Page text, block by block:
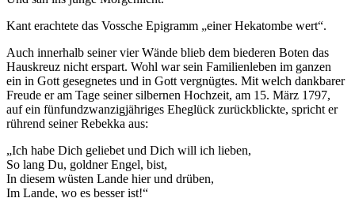
Kant erachtete das Vossche Epigramm „einer Hekatombe wert“.
Auch innerhalb seiner vier Wände blieb dem biederen Boten das
Hauskreuz nicht erspart. Wohl war sein Familienleben im ganzen
ein in Gott gesegnetes und in Gott vergnügtes. Mit welch dankbarer
Freude er am Tage seiner silbernen Hochzeit, am 15. März 1797,
auf ein fünfundzwanzigjähriges Eheglück zurückblickte, spricht er
rührend seiner Rebekka aus:
„Ich habe Dich geliebet und Dich will ich lieben,
So lang Du, goldner Engel, bist,
In diesem wüsten Lande hier und drüben,
Im Lande, wo es besser ist!“